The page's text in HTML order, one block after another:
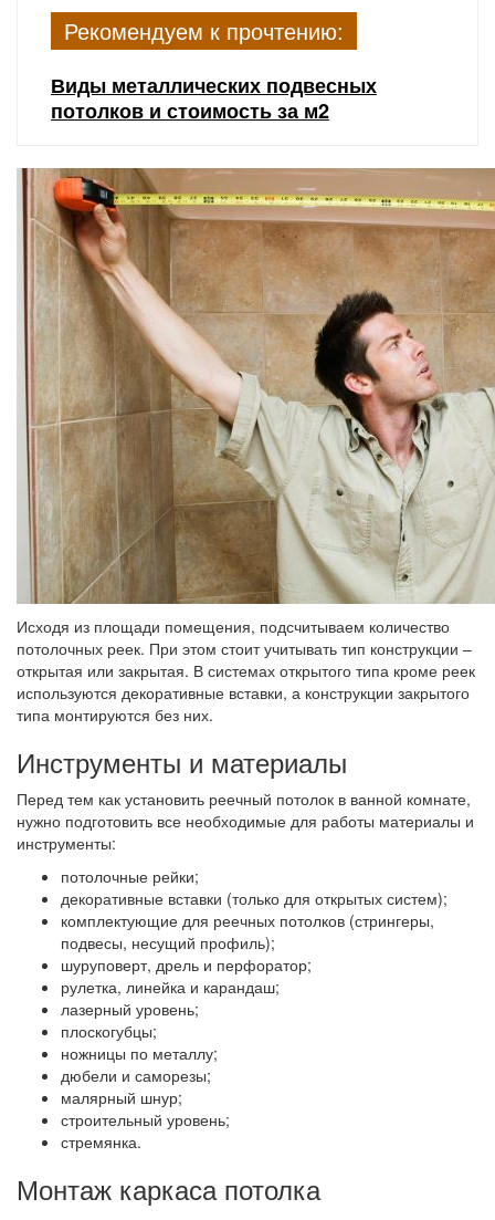
Рекомендуем к прочтению:
Виды металлических подвесных
потолков и стоимость за м2
Исходя из площади помещения, подсчитываем количество
потолочных реек. При этом стоит учитывать тип конструкции –
открытая или закрытая. В системах открытого типа кроме реек
используются декоративные вставки, а конструкции закрытого
типа монтируются без них.
Инструменты и материалы
Перед тем как установить реечный потолок в ванной комнате,
нужно подготовить все необходимые для работы материалы и
инструменты:
потолочные рейки;
декоративные вставки (только для открытых систем);
комплектующие для реечных потолков (стрингеры,
подвесы, несущий профиль);
шуруповерт, дрель и перфоратор;
рулетка, линейка и карандаш;
лазерный уровень;
плоскогубцы;
ножницы по металлу;
дюбели и саморезы;
малярный шнур;
строительный уровень;
стремянка.
Монтаж каркаса потолка